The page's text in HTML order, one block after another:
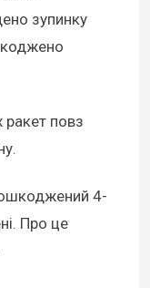
зупинку
ракет повз
4-
Про це